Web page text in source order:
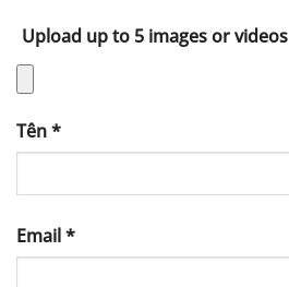
Upload up to 5 images or videos
Tên*
Email*